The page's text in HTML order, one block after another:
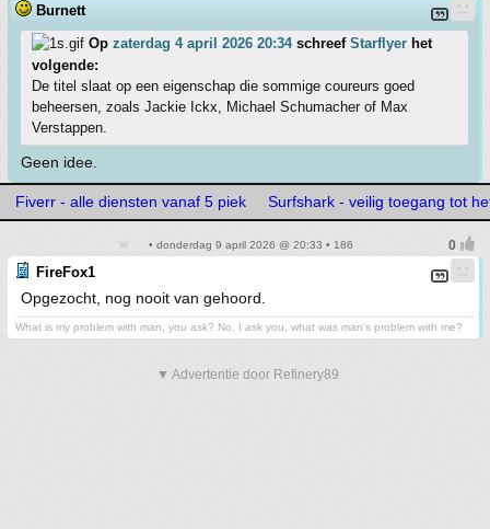
Burnett
Op zaterdag 4 april 2026 20:34schreef Starflyer het
volgende:
De titel slaat op een eigenschap die sommige coureurs goed
beheersen, zoals Jackie Ickx, Michael Schumacher of Max
Verstappen.
Geen idee.
Fiverr - alle diensten vanaf 5 piek Surfshark - veilig toegang tot
• donderdag 9 april 2026 @ 20:33 • 186
FireFox1
Opgezocht, nog nooit van gehoord.
What is my problem with man, you ask? No. I ask you, what was man's problem with me?
▼ Advertentie door Refinery89